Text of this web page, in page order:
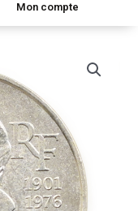
Mon compte